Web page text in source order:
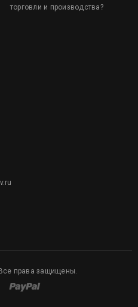
торговли и производства?
права защищены.